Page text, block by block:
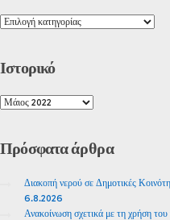
Ιστορικό
Πρόσφαταάρθρα
Διακοπή νερού σε Δημοτικές
6.8.2026
Ανακοίνωση σχετικά με τη χρήση